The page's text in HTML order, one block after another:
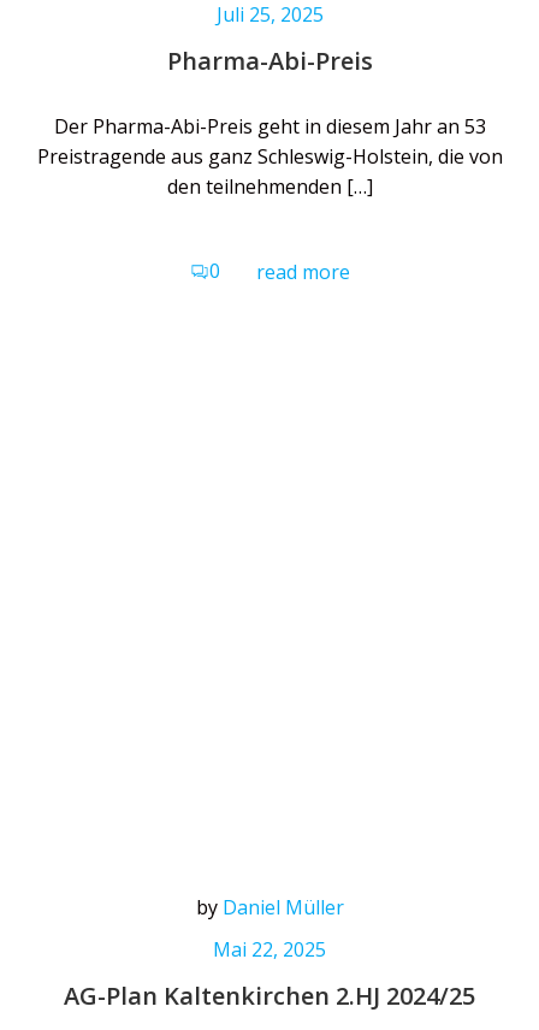
Juli 25, 2025
Pharma-Abi-Preis
Der Pharma-Abi-Preis geht in diesem Jahr an 53
Preistragende aus ganz Schleswig-Holstein, die von
den teilnehmenden […]
0 read more
by Daniel Müller
Mai 22, 2025
AG-Plan Kaltenkirchen 2.HJ 2024/25